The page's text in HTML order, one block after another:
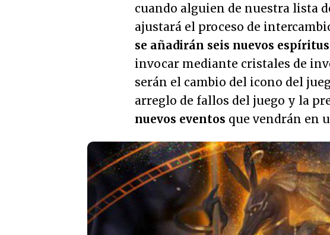
cuando alguien de nuestra lista
ajustará el proceso de
se añadirán seis nuevos
invocar mediante cristales de
serán el cambio del icono del
arreglo de fallos del juego y la
nuevos eventos que vendrán en